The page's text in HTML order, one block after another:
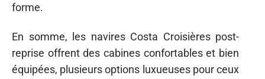
forme.
En somme, les navires Costa Croisières post-
reprise offrent des cabines confortables et bien
équipées, plusieurs options luxueuses pour ceux